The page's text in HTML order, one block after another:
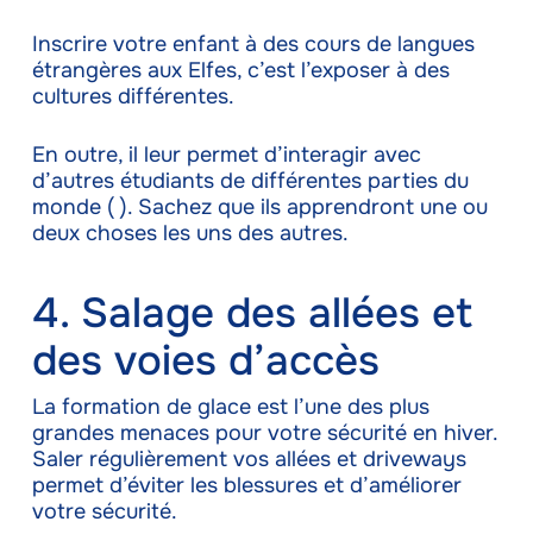
Inscrire votre enfant à des cours de langues
étrangères aux Elfes, c’est l’exposer à des
cultures différentes.
En outre, il leur permet d’interagir avec
d’autres étudiants de différentes parties du
monde ( ). Sachez que ils apprendront une ou
deux choses les uns des autres.
4. Salage des allées et
des voies d’accès
La formation de glace est l’une des plus
grandes menaces pour votre sécurité en hiver.
Saler régulièrement vos allées et driveways
permet d’éviter les blessures et d’améliorer
votre sécurité.